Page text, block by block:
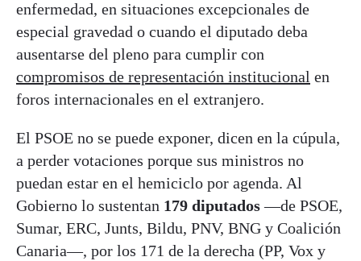
enfermedad, en situaciones excepcionales de
especial gravedad o cuando el diputado deba
ausentarse del pleno para cumplir con
compromisos de representación institucional en
foros internacionales en el extranjero.
El PSOE no se puede exponer, dicen en la cúpula,
a perder votaciones porque sus ministros no
puedan estar en el hemiciclo por agenda. Al
Gobierno lo sustentan 179 diputados—de PSOE,
Sumar, ERC, Junts, Bildu, PNV, BNG y Coalición
Canaria—, por los 171 de la derecha (PP, Vox y